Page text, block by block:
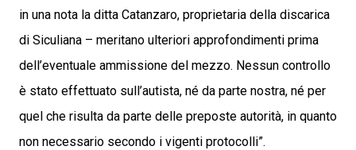
in una nota la ditta Catanzaro, proprietaria della discarica
di Siculiana – meritano ulteriori approfondimenti prima
dell’eventuale ammissione del mezzo. Nessun controllo
è stato effettuato sull’autista, né da parte nostra, né per
quel che risulta da parte delle preposte autorità, in quanto
non necessario secondo i vigenti protocolli”.